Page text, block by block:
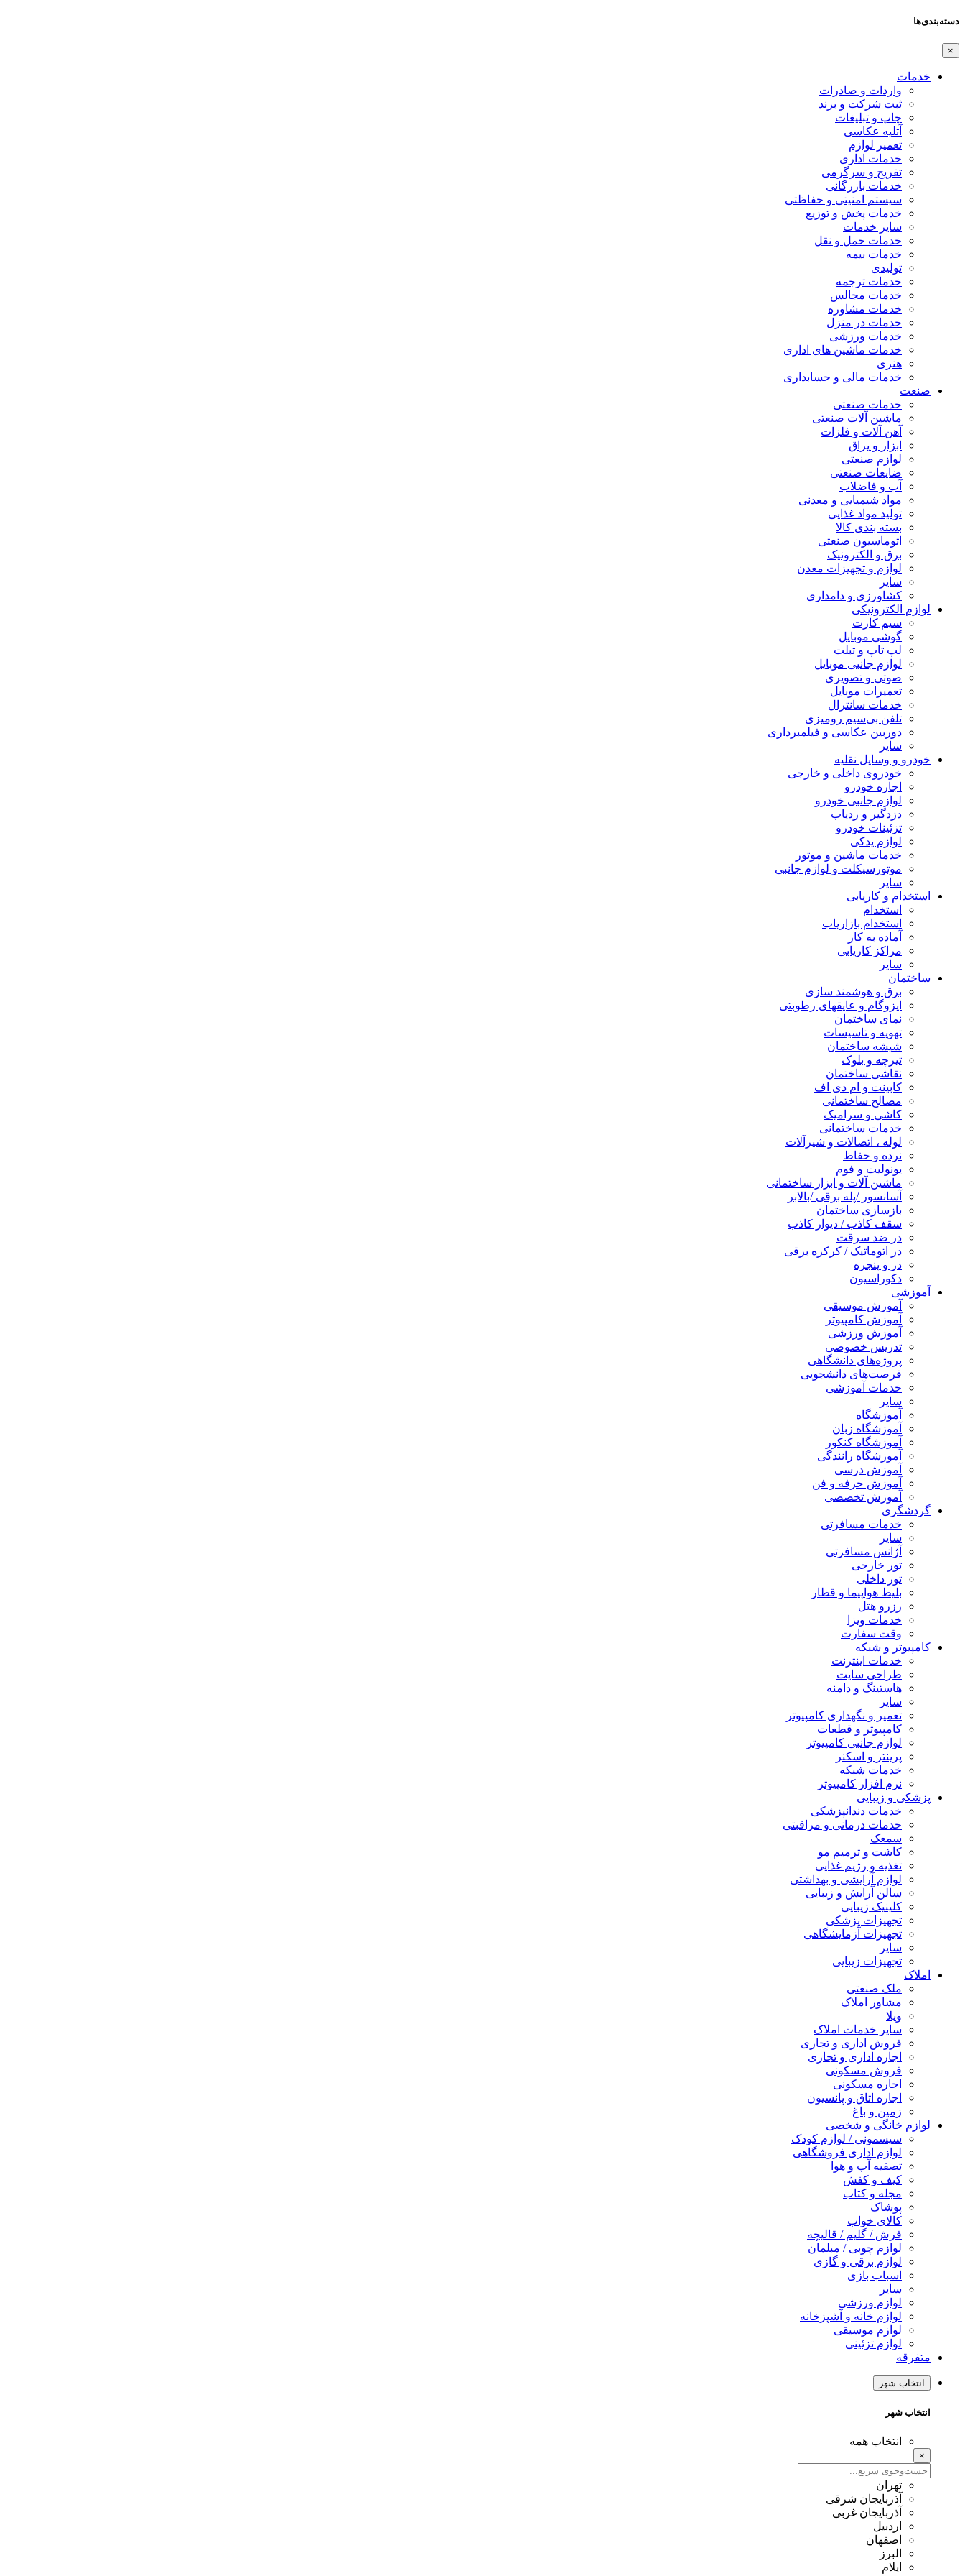
دسته‌بندی‌ها
×
خدمات
واردات و صادرات
ثبت شرکت و برند
چاپ و تبلیغات
آتلیه عکاسی
تعمیر لوازم
خدمات اداری
تفریح و سرگرمی
خدمات بازرگانی
سیستم امنیتی و حفاظتی
خدمات پخش و توزیع
سایر خدمات
خدمات حمل و نقل
خدمات بیمه
تولیدی
خدمات ترجمه
خدمات مجالس
خدمات مشاوره
خدمات در منزل
خدمات ورزشی
خدمات ماشین های اداری
هنری
خدمات مالی و حسابداری
صنعت
خدمات صنعتی
ماشین آلات صنعتی
آهن آلات و فلزات
ابزار و یراق
لوازم صنعتی
ضایعات صنعتی
آب و فاضلاب
مواد شیمیایی و معدنی
تولید مواد غذایی
بسته بندی کالا
اتوماسیون صنعتی
برق و الکترونیک
لوازم و تجهیزات معدن
سایر
کشاورزی و دامداری
لوازم الکترونیکی
سیم کارت
گوشی موبایل
لپ تاپ و تبلت
لوازم جانبی موبایل
صوتی و تصویری
تعمیرات موبایل
خدمات سانترال
تلفن بی‌سیم رومیزی
دوربین عکاسی و فیلمبرداری
سایر
خودرو و وسایل نقلیه
خودروی داخلی و خارجی
اجاره خودرو
لوازم جانبی خودرو
دزدگیر و ردیاب
تزئینات خودرو
لوازم یدکی
خدمات ماشین و موتور
موتورسیکلت و لوازم جانبی
سایر
استخدام و کاریابی
استخدام
استخدام بازاریاب
آماده به کار
مراکز کاریابی
سایر
ساختمان
برق و هوشمند سازی
ایزوگام و عایقهای رطوبتی
نمای ساختمان
تهویه و تاسیسات
شیشه ساختمان
تیرچه و بلوک
نقاشی ساختمان
کابینت و ام دی اف
مصالح ساختمانی
کاشی و سرامیک
خدمات ساختمانی
لوله ، اتصالات و شیرآلات
نرده و حفاظ
یونولیت و فوم
ماشین آلات و ابزار ساختمانی
آسانسور /پله برقی /بالابر
بازسازی ساختمان
سقف کاذب / دیوار کاذب
در ضد سرقت
در اتوماتیک / کرکره برقی
در و پنجره
دکوراسیون
آموزشی
آموزش موسیقی
آموزش کامپیوتر
آموزش ورزشی
تدریس خصوصی
پروژه‌های دانشگاهی
فرصت‌های دانشجویی
خدمات آموزشی
سایر
آموزشگاه
آموزشگاه زبان
آموزشگاه کنکور
آموزشگاه رانندگی
آموزش درسی
آموزش حرفه و فن
آموزش تخصصی
گردشگری
خدمات مسافرتی
سایر
آژانس مسافرتی
تور خارجی
تور داخلی
بلیط هواپیما و قطار
رزرو هتل
خدمات ویزا
وقت سفارت
کامپیوتر و شبکه
خدمات اینترنت
طراحی سایت
هاستینگ و دامنه
سایر
تعمیر و نگهداری کامپیوتر
کامپیوتر و قطعات
لوازم جانبی کامپیوتر
پرینتر و اسکنر
خدمات شبکه
نرم افزار کامپیوتر
پزشکی و زیبایی
خدمات دندانپزشکی
خدمات درمانی و مراقبتی
سمعک
کاشت و ترمیم مو
تغذیه و رژیم غذایی
لوازم آرایشی و بهداشتی
سالن آرایش و زیبایی
کلینیک زیبایی
تجهیزات پزشکی
تجهیزات آزمایشگاهی
سایر
تجهیزات زیبایی
املاک
ملک صنعتی
مشاور املاک
ویلا
سایر خدمات املاک
فروش اداری و تجاری
اجاره اداری و تجاری
فروش مسکونی
اجاره مسکونی
اجاره اتاق و پانسیون
زمین و باغ
لوازم خانگی و شخصی
سیسمونی / لوازم کودک
لوازم اداری فروشگاهی
تصفیه آب و هوا
کیف و کفش
مجله و کتاب
پوشاک
کالای خواب
فرش / گلیم / قالیچه
لوازم چوبی / مبلمان
لوازم برقی و گازی
اسباب بازی
سایر
لوازم ورزشی
لوازم خانه و آشپزخانه
لوازم موسیقی
لوازم تزئینی
متفرقه
انتخاب شهر
انتخاب شهر
انتخاب همه
×
تهران
آذربایجان شرقی
آذربایجان غربی
اردبیل
اصفهان
البرز
ایلام